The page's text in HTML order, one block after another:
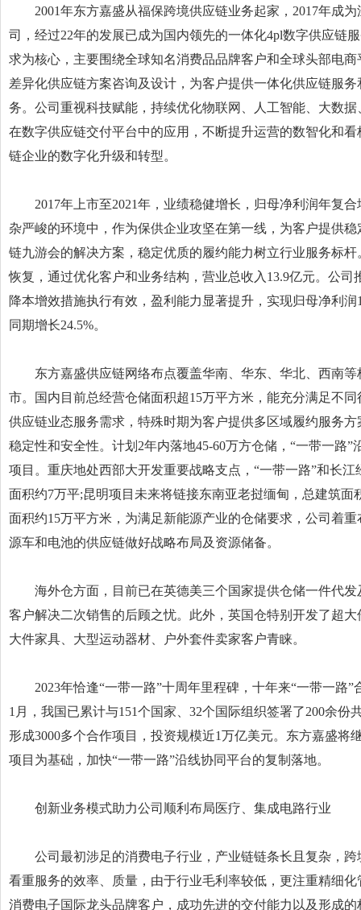
2001年东方嘉盛从福保跨境供应链业务起家，2017年成为
司，经过22年的发展已成为国内领先的一体化4pl数字供应链
求为核心，主要围绕全球知名消费品品牌客户和全球头部电
差异化供应链方案咨询及设计，为客户提供一体化供应链服
务。公司重视科技赋能，持续优化物联网、人工智能、大数
在数字供应链交付平台中的应用，不断提升运营的数智化和
链企业的数字化升级和转型。
2017年上市至2021年，业绩稳健增长，归母净利润年复合
杂严峻的环境中，作为保供企业攻坚在第一线，为客户提供
链九游会的解决方案，稳定优质的履约能力树立行业服务标杆
恢复，通过优化客户和业务结构，营业总收入13.9亿元。公司
降本增效措施执行有效，盈利能力显著提升，实现归母净利润
同期增长24.5%。
东方嘉盛供应链网络布点覆盖华南、华东、华北、西南等
市。国内目前总经营仓储面积超15万平方米，能充分满足不同
供应链业态服务需求，特殊时期为客户提供多区域履约服务
稳定性和安全性。计划2年内落地45-60万方仓储，“一带一路”
项目。重庆地处西部大开发重要战略支点，“一带一路”和长
面积约7万平;昆明项目未来将链接东南亚老挝缅甸，总建筑面
面积约15万平方米，为满足新能源产业的仓储要求，公司着
源车和电池的供应链做好战略布局及资源储备。
海外仓方面，目前已在英德美三个国家提供仓储一件代发
客户解决二次销售的后顾之忧。此外，英国仓特别开发了超
大件家具、大型运动器材、户外套件卖家客户青睐。
2023年恰逢“一带一路”十周年里程碑，十年来“一带一路”
1月，我国已累计与151个国家、32个国际组织签署了200余份
形成3000多个合作项目，投资规模近1万亿美元。东方嘉盛将
项目为基础，加快“一带一路”沿线协同平台的复制落地。
创新业务模式助力公司顺利布局医疗、集成电路行业
公司最初涉足的消费电子行业，产业链链条长且复杂，跨
看重服务的效率、质量，由于行业毛利率较低，更注重精细
消费电子国际龙头品牌客户，成功先进的交付能力以及形成